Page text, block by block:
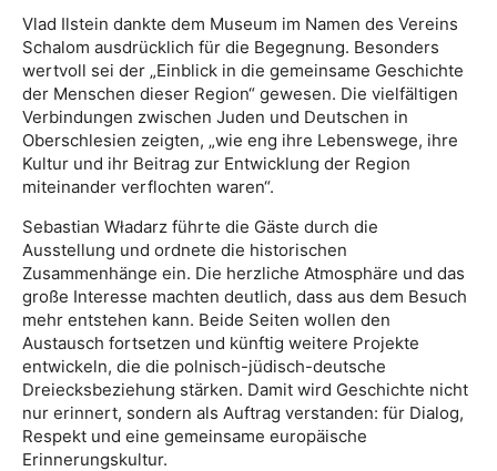
Vlad Ilstein dankte dem Museum im Namen des Vereins
Schalom ausdrücklich für die Begegnung. Besonders
wertvoll sei der „Einblick in die gemeinsame Geschichte
der Menschen dieser Region“ gewesen. Die vielfältigen
Verbindungen zwischen Juden und Deutschen in
Oberschlesien zeigten, „wie eng ihre Lebenswege, ihre
Kultur und ihr Beitrag zur Entwicklung der Region
miteinander verflochten waren“.
Sebastian Władarz führte die Gäste durch die
Ausstellung und ordnete die historischen
Zusammenhänge ein. Die herzliche Atmosphäre und das
große Interesse machten deutlich, dass aus dem Besuch
mehr entstehen kann. Beide Seiten wollen den
Austausch fortsetzen und künftig weitere Projekte
entwickeln, die die polnisch-jüdisch-deutsche
Dreiecksbeziehung stärken. Damit wird Geschichte nicht
nur erinnert, sondern als Auftrag verstanden: für Dialog,
Respekt und eine gemeinsame europäische
Erinnerungskultur.